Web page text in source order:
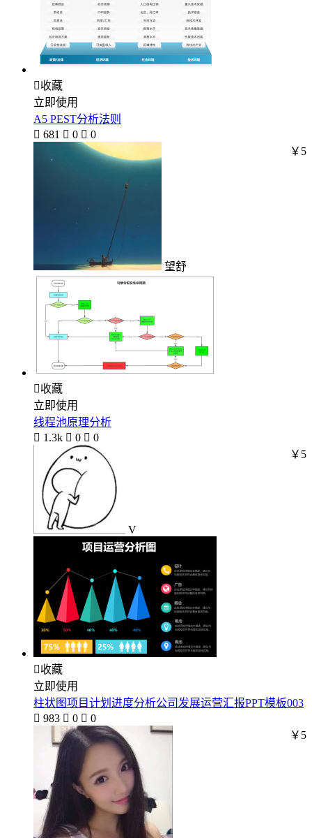
收藏
立即使用
A5 PEST分析法则
 681  0  0
望舒
￥5
收藏
立即使用
线程池原理分析
 1.3k  0  0
V
￥5
收藏
立即使用
柱状图项目计划进度分析公司发展运营汇报PPT模板003
 983  0  0
￥5